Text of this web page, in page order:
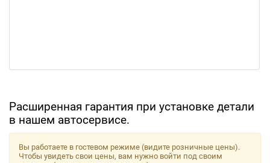
Расширенная гарантия при установке детали
в нашем автосервисе.
Вы работаете в гостевом режиме (видите розничные цены).
Чтобы увидеть свои цены, вам нужно войти под своим